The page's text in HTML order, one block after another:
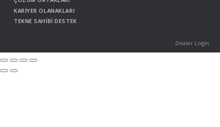
KARİYER OLANAKLARI
TEKNE SAHİBİ DESTEK
Dealer Login